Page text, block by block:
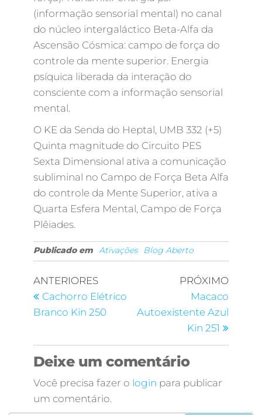
(informação sensorial mental) no canal
do núcleo intergaláctico Beta-Alfa da
Ascensão Cósmica: campo de força do
controle da mente superior. Energia
psíquica liberada da interação do
consciente com a informação sensorial
mental.
O KE da Senda do Heptal, UMB 332 (+5)
Quinta magnitude do Circuito PES
Sexta Dimensional ativa a comunicação
subliminal no Campo de Força Beta Alfa
do controle da Mente Superior, ativa a
Quarta Esfera Mental, Campo de Força
Plêiades.
Publicado em Ativações Blog Aberto
ANTERIORES
Cachorro Elétrico
Branco Kin 250
PRÓXIMO
Macaco
Autoexistente Azul
Kin 251
Deixe um comentário
Você precisa fazer o login para publicar
um comentário.